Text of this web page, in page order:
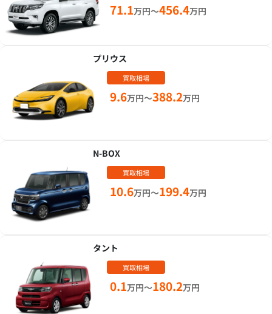
71.1万円～456.4万円
プリウス
買取相場
9.6万円～388.2万円
N-BOX
買取相場
10.6万円～199.4万円
タント
買取相場
0.1万円～180.2万円